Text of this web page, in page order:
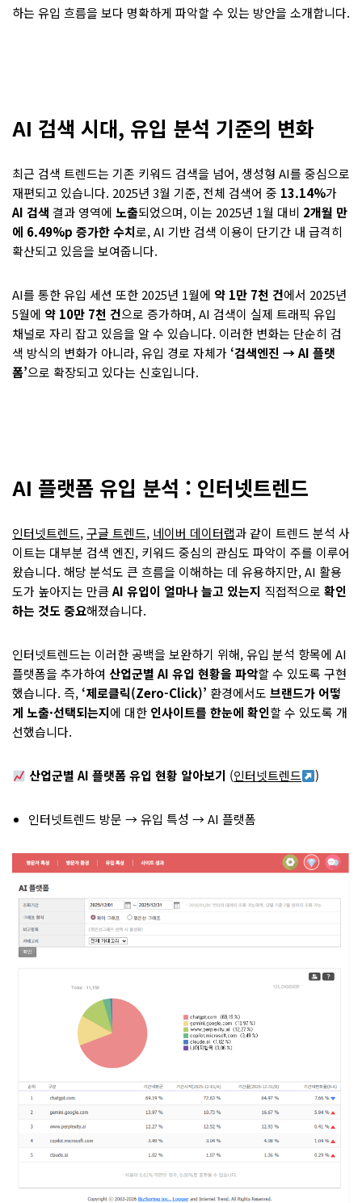
하는 유입 흐름을 보다 명확하게 파악할 수 있는 방안을 소개합니다.
AI 검색 시대, 유입 분석 기준의 변화
최근 검색 트렌드는 기존 키워드 검색을 넘어, 생성형 AI를 중심으로
재편되고 있습니다. 2025년 3월 기준, 전체 검색어 중 13.14%가
AI 검색 결과 영역에 노출되었으며, 이는 2025년 1월 대비 2개월 만
에 6.49%p 증가한 수치로, AI 기반 검색 이용이 단기간 내 급격히
확산되고 있음을 보여줍니다.
AI를 통한 유입 세션 또한 2025년 1월에 약 1만 7천 건에서 2025년
5월에 약 10만 7천 건으로 증가하며, AI 검색이 실제 트래픽 유입
채널로 자리 잡고 있음을 알 수 있습니다. 이러한 변화는 단순히 검
색 방식의 변화가 아니라, 유입 경로 자체가 ‘검색엔진 → AI 플랫
폼’으로 확장되고 있다는 신호입니다.
AI 플랫폼 유입 분석 : 인터넷트렌드
인터넷트렌드,구글 트렌드, 네이버 데이터랩과 같이 트렌드 분석 사
이트는 대부분 검색 엔진, 키워드 중심의 관심도 파악이 주를 이루어
왔습니다. 해당 분석도 큰 흐름을 이해하는 데 유용하지만, AI 활용
도가 높아지는 만큼 AI 유입이 얼마나 늘고 있는지 직접적으로 확인
하는 것도 중요해졌습니다.
인터넷트렌드는 이러한 공백을 보완하기 위해, 유입 분석 항목에 AI
플랫폼을 추가하여 산업군별 AI 유입 현황을 파악할 수 있도록 구현
했습니다. 즉, ‘제로클릭(Zero-Click)’ 환경에서도 브랜드가 어떻
게 노출·선택되는지에 대한 인사이트를 한눈에 확인할 수 있도록 개
선했습니다.
산업군별 AI 플랫폼 유입 현황 알아보기 (인터넷트렌드 )
인터넷트렌드 방문 → 유입 특성 → AI 플랫폼